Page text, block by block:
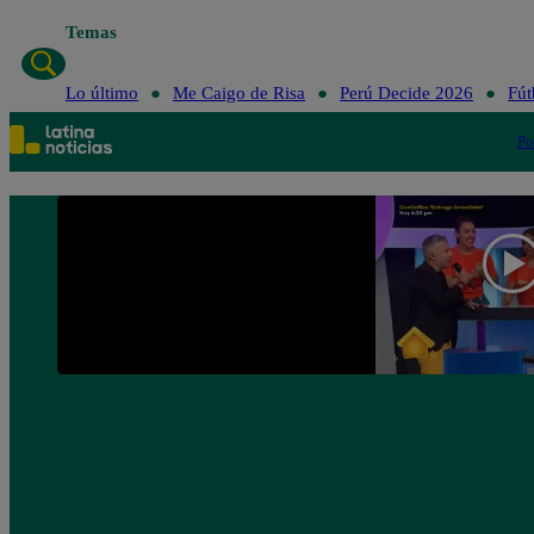
Temas
Lo último Me Caigo de Risa Perú Decide 2026